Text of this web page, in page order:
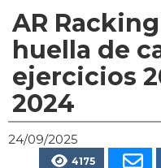
AR
huella de
ejercicios
2024
24/09/2025
4175